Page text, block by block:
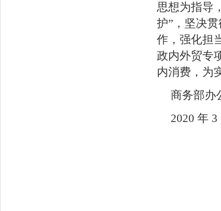
思想为指导
护”，坚决
作，强化担
政内外贸专
内消费，为
商务部办
2020 年